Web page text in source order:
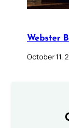
Webster
October 11,